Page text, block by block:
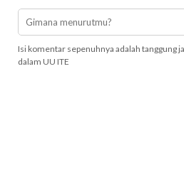
Isi komentar sepenuhnya adalah tanggung
dalam UU ITE